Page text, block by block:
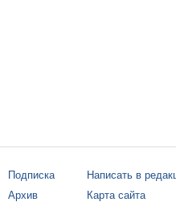
Подписка
Архив
Написать в
Карта сайта